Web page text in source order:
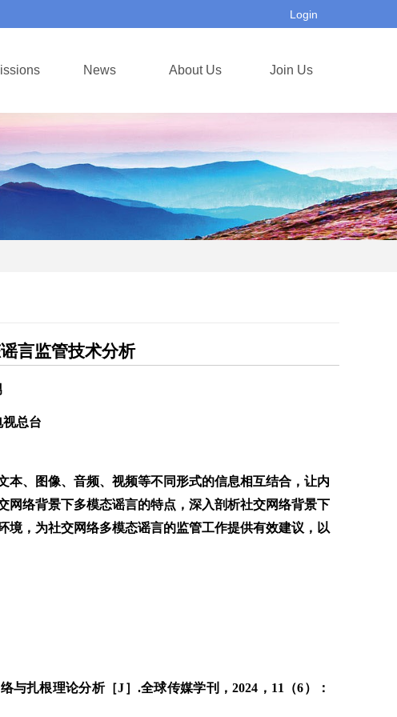
Login
News About Us Join Us
言监管技术分析
总台
、图像、音频、视频等不同形式的信息相互结合，让内
络背景下多模态谣言的特点，深入剖析社交网络背景下
，为社交网络多模态谣言的监管工作提供有效建议，以
与扎根理论分析［J］.全球传媒学刊，2024，11（6）：